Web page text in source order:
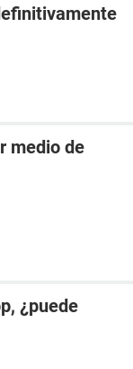
medio de
¿puede